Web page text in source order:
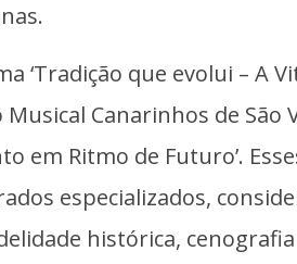
‘Tradição que evolui – A
Canarinhos de
em Ritmo de Futuro’.
especializados,
histórica,